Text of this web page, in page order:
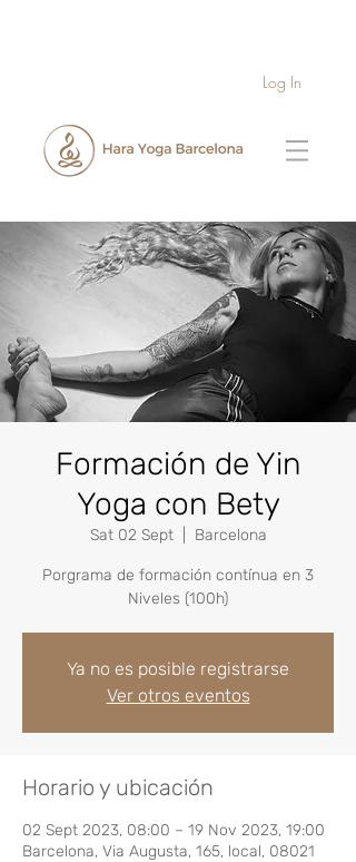
Log In
Formación de Yin
Yoga con Bety
Sat 02 Sept
  |
Barcelona
Porgrama de formación contínua en 3
Niveles (100h)
Ya no es posible registrarse
Ver otros eventos
Horario y ubicación
02 Sept 2023, 08:00 – 19 Nov 2023, 19:00
Barcelona, Via Augusta, 165, local, 08021